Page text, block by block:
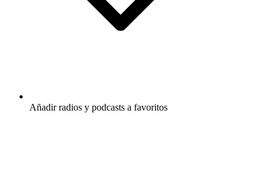
Añadir radios y podcasts a favoritos